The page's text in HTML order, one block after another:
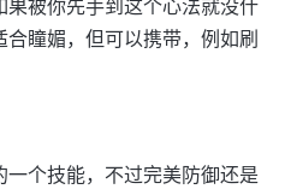
被你先手到这个心法就没什
瞳媚，但可以携带，例如刷
个技能，不过完美防御还是